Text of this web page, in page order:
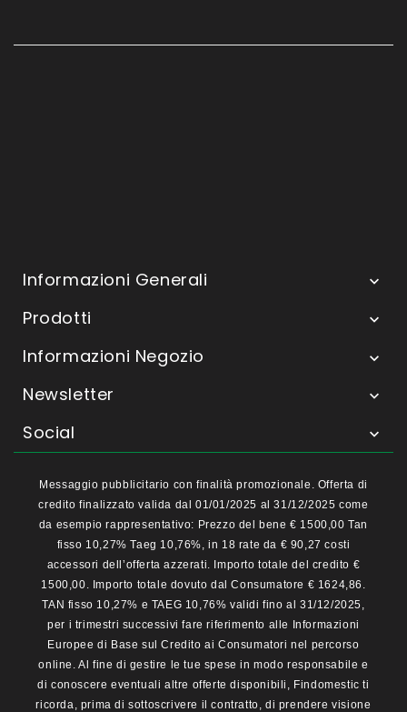
Informazioni Generali 
Prodotti 
Informazioni Negozio 
Newsletter 
Social 
Messaggio pubblicitario con finalità promozionale. Offerta di
credito finalizzato valida dal 01/01/2025 al 31/12/2025 come
da esempio rappresentativo: Prezzo del bene € 1500,00 Tan
fisso 10,27% Taeg 10,76%, in 18 rate da € 90,27 costi
accessori dell’offerta azzerati. Importo totale del credito €
1500,00. Importo totale dovuto dal Consumatore € 1624,86.
TAN fisso 10,27% e TAEG 10,76% validi fino al 31/12/2025,
per i trimestri successivi fare riferimento alle Informazioni
Europee di Base sul Credito ai Consumatori nel percorso
online. Al fine di gestire le tue spese in modo responsabile e
di conoscere eventuali altre offerte disponibili, Findomestic ti
ricorda, prima di sottoscrivere il contratto, di prendere visione